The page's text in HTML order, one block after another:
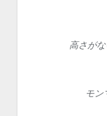
高さが
モン